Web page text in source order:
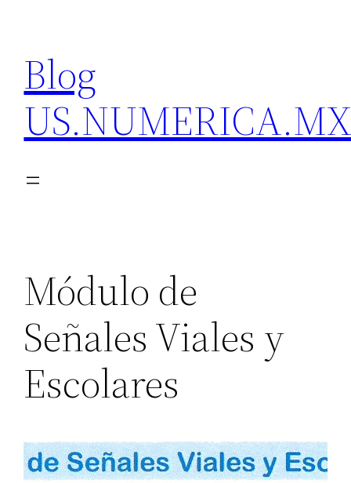
content
Blog
Módulo de
Señales Viales y
Escolares